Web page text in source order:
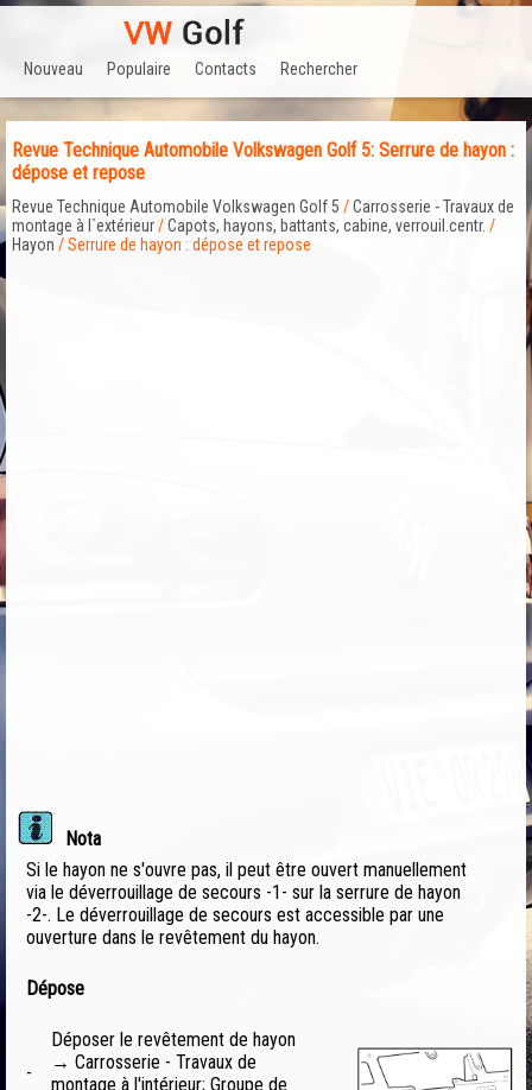
Nouveau Populaire Contacts Rechercher
Revue Technique Automobile Volkswagen Golf 5: Serrure de hayon :
dépose et repose
Revue Technique Automobile Volkswagen Golf 5 /Carrosserie - Travaux de
montage à l`extérieur/Capots, hayons, battants, cabine, verrouil.centr. /
Hayon / Serrure de hayon : dépose et repose
Nota
Si le hayon ne s'ouvre pas, il peut être ouvert manuellement
via le déverrouillage de secours -1- sur la serrure de hayon
-2-. Le déverrouillage de secours est accessible par une
ouverture dans le revêtement du hayon.
Dépose
-
Déposer le revêtement de hayon
→ Carrosserie - Travaux de
montage à l'intérieur; Groupe de